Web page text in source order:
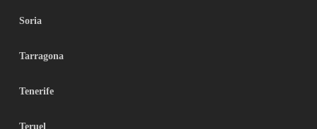
Soria
Tarragona
Tenerife
Teruel